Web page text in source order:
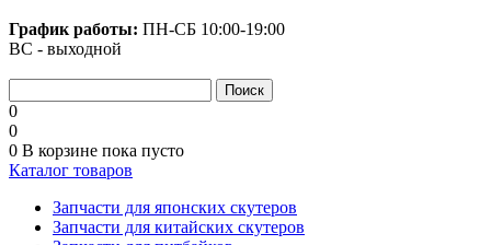
График работы: ПН-СБ 10:00-19:00
ВС - выходной
0
0
0 В корзине пока пусто
Каталог товаров
Запчасти для японских скутеров
Запчасти для китайских скутеров